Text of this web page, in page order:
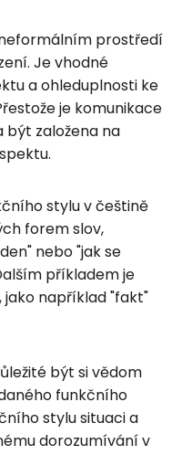
prostředí
Je vhodné
a ohleduplnosti ke
je komunikace
založena na
stylu v češtině
forem slov,
nebo "jak se
příkladem je
jako například "fakt"
být si vědom
funkčního
stylu situaci a
dorozumívání v